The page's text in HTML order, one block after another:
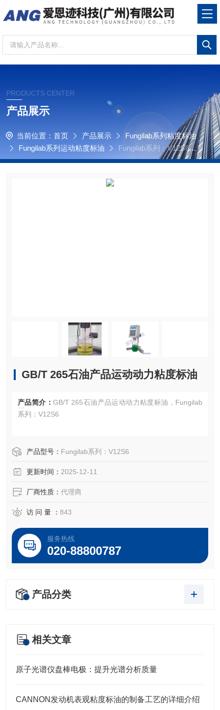
PRODUCTS CENTER
产品展示
当前位置： 首页 产品展示
Fungilab系列粘度标油
Fungilab系列运动粘度标油
Fungilab系列：V12S6G
B/T 265石油产品运动动力粘度标油
GB/T 265石油产品运动动力粘度标油
产品简介： GB/T 265石油产品运动动力粘度标油，Fungilab
系列：V12S6
型号：S6 (General purpose viscosity oil)
产品型号： Fungilab系列：V12S6
更新时间： 2025-12-11
厂商性质： 代理商
访 问 量 ： 843
服务热线
020-88800787
产品分类
相关文章
原子光谱仪盘棒电极：提升光谱分析质量
CANNON发动机表观粘度标油的制备工艺的详细介绍